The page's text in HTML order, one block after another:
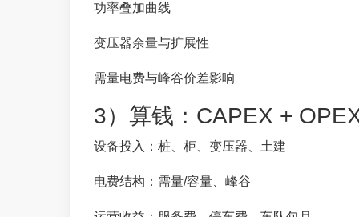
功率叠加曲线
变压器余量与扩展性
需量电费与峰谷价差影响
3）算钱：CAPEX +
设备投入：桩、柜、变压器、土建
电费结构：需量/容量、峰谷